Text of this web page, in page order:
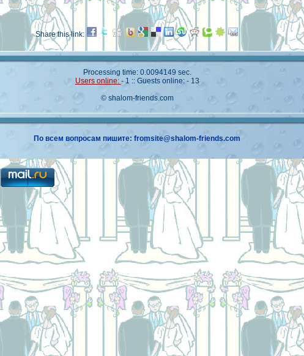
Share this link:
Processing time: 0.0094149 sec.
Users online: - 1 :: Guests online: - 13
© shalom-friends.com
По всем вопросам пишите: fromsite@shalom-friends.com